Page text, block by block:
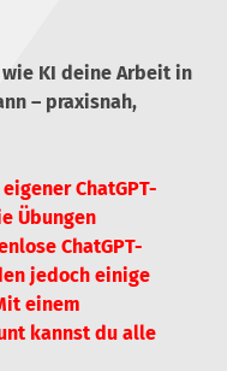
KI deine Arbeit in
– praxisnah,
ChatGPT-
Übungen
ChatGPT-
jedoch einige
einem
kannst du alle